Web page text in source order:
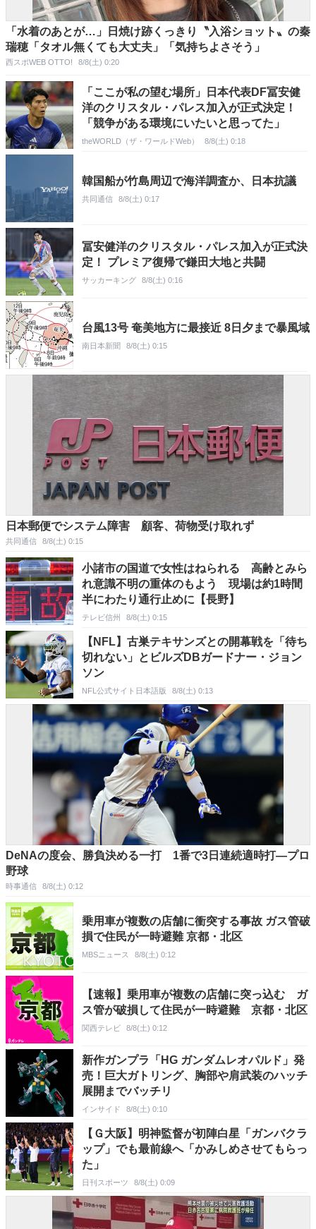
「水着のあとが…」日焼け跡くっきり〝入浴ショット〟の秦
瑞穂「タオル無くても大丈夫」「気持ちよさそう」
西スポWEB OTTO! 8/8(土) 0:20
「ここが私の望む場所」日本代表DF冨安健
洋のクリスタル・パレス加入が正式決定！
「競争がある環境にいたいと思ってた」
theWORLD（ザ・ワールドWeb） 8/8(土) 0:18
韓国船が竹島周辺で海洋調査か、日本抗議
共同通信 8/8(土) 0:17
冨安健洋のクリスタル・パレス加入が正式決
定！ プレミア復帰で鎌田大地と共闘
サッカーキング 8/8(土) 0:16
台風13号 奄美地方に最接近 8日夕まで暴風域
南日本新聞 8/8(土) 0:15
日本郵便でシステム障害 顧客、荷物受け取れず
共同通信 8/8(土) 0:15
小諸市の国道で女性はねられる 高齢とみら
れ意識不明の重体のもよう 現場は約1時間
半にわたり通行止めに【長野】
テレビ信州 8/8(土) 0:15
【NFL】古巣テキサンズとの開幕戦を「待ち
切れない」とビルズDBガードナー・ジョン
ソン
NFL公式サイト日本語版 8/8(土) 0:13
DeNAの度会、勝負決める一打 1番で3日連続適時打―プロ
野球
時事通信 8/8(土) 0:12
乗用車が複数の店舗に衝突する事故 ガス管破
損で住民が一時避難 京都・北区
MBSニュース 8/8(土) 0:12
【速報】乗用車が複数の店舗に突っ込む ガ
ス管が破損して住民が一時避難 京都・北区
関西テレビ 8/8(土) 0:12
新作ガンプラ「HG ガンダムレオパルド」発
売！巨大ガトリング、胸部や肩武装のハッチ
展開までバッチリ
インサイド 8/8(土) 0:10
【Ｇ大阪】明神監督が初陣白星「ガンバクラ
ップ」でも最前線へ「かみしめさせてもらっ
た」
日刊スポーツ 8/8(土) 0:09